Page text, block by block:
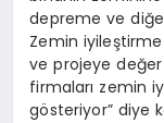
depreme ve
Zemin iyileştirme
ve projeye değer
firmaları zemin
gösteriyor” diye